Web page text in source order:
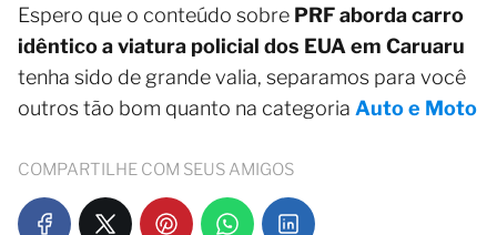
Espero que o conteúdo sobre PRF aborda carro
idêntico a viatura policial dos EUA em Caruaru
tenha sido de grande valia, separamos para você
outros tão bom quanto na categoria Auto e Moto
COMPARTILHE COM SEUS AMIGOS